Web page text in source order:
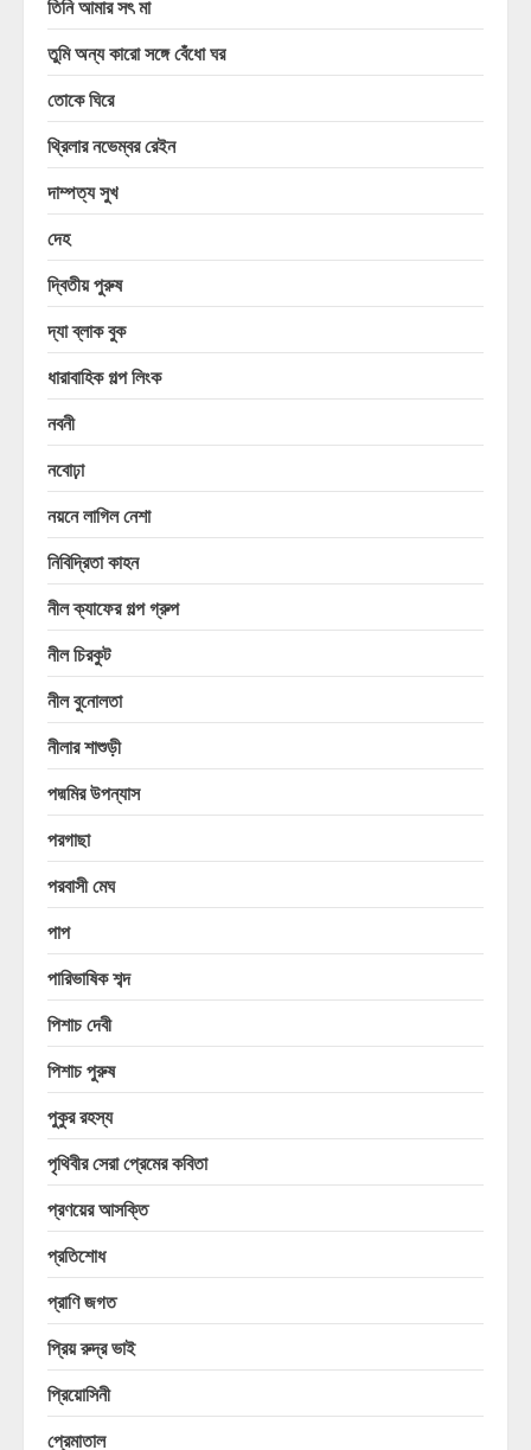
তিনি আমার সৎ মা
তুমি অন্য কারো সঙ্গে বেঁধো ঘর
তোকে ঘিরে
থ্রিলার নভেম্বর রেইন
দাম্পত্য সুখ
দেহ
দ্বিতীয় পুরুষ
দ্যা ব্লাক বুক
ধারাবাহিক গল্প লিংক
নবনী
নবোঢ়া
নয়নে লাগিল নেশা
নিবিদ্রিতা কাহন
নীল ক্যাফের গল্প গ্রুপ
নীল চিরকুট
নীল বুনোলতা
নীলার শাশুড়ী
পদ্মমির উপন্যাস
পরগাছা
পরবাসী মেঘ
পাপ
পারিভাষিক শব্দ
পিশাচ দেবী
পিশাচ পুরুষ
পুকুর রহস্য
পৃথিবীর সেরা প্রেমের কবিতা
প্রণয়ের আসক্তি
প্রতিশোধ
প্রাণি জগত
প্রিয় রুদ্র ভাই
প্রিয়োসিনী
প্রেমাতাল